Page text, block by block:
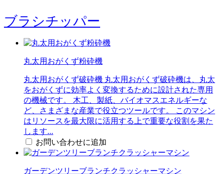
ブラシチッパー
丸太用おがくず粉砕機
丸太用おがくず破砕機 丸太用おがくず破砕機は、丸太
をおがくずに効率よく変換するために設計された専用
の機械です。 木工、製紙、バイオマスエネルギーな
ど、さまざまな産業で役立つツールです。 このマシン
はリソースを最大限に活用する上で重要な役割を果た
します...
お問い合わせに追加
ガーデンツリーブランチクラッシャーマシン